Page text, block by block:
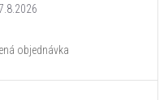
objednávka